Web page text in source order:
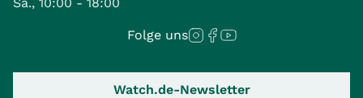
Folge uns
Watch.de-Newsletter